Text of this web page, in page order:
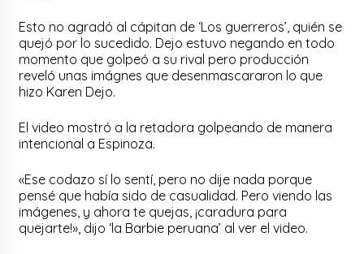
Esto no agradó al cápitan de ‘Los guerreros’, quién se
quejó por lo sucedido. Dejo estuvo negando en todo
momento que golpeó a su rival pero producción
reveló unas imágnes que desenmascararon lo que
hizo Karen Dejo.
El video mostró a la retadora golpeando de manera
intencional a Espinoza.
«Ese codazo sí lo sentí, pero no dije nada porque
pensé que había sido de casualidad. Pero viendo las
imágenes, y ahora te quejas, ¡caradura para
quejarte!», dijo ‘la Barbie peruana’ al ver el video.